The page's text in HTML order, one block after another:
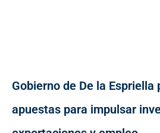
Gobierno de De la Espriella
apuestas para impulsar